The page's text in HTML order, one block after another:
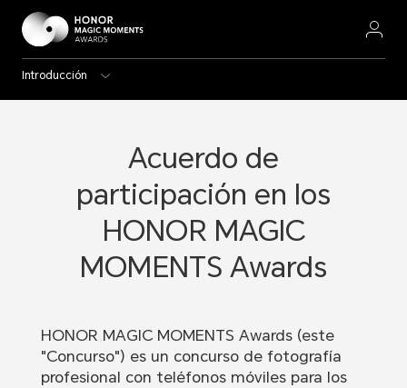
Introducción
Acuerdo de
participación en los
HONOR MAGIC
MOMENTS Awards
HONOR MAGIC MOMENTS Awards (este
"Concurso") es un concurso de fotografía
profesional con teléfonos móviles para los